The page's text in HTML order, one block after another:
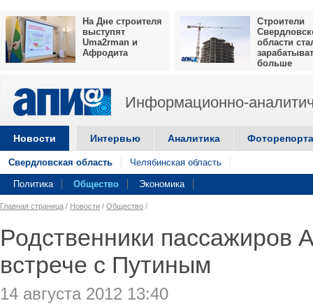
На Дне строителя
выступят
Uma2rman и
Афродита
Строители
области
больше
Информационно-
Новости Интервью Аналитика
Свердловская область Челябинская область
Политика Общество Экономика
Главная страница / Новости / Общество /
Родственники пассажиров
встрече с Путиным
14 августа 2012 13:40